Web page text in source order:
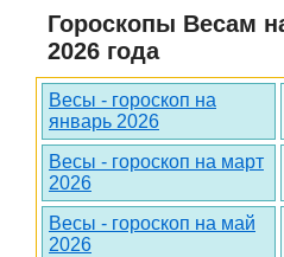
Гороскопы Весам
2026 года
Весы - гороскоп на
январь 2026
Весы - гороскоп на март
2026
Весы - гороскоп на май
2026